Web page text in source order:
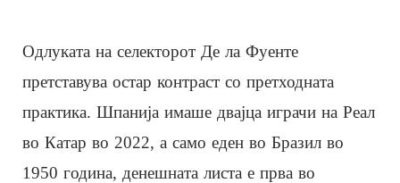
Одлуката на селекторот Де ла Фуенте
претставува остар контраст со претходната
практика. Шпанија имаше двајца играчи на Реал
во Катар во 2022, а само еден во Бразил во
1950 година, денешната листа е прва во